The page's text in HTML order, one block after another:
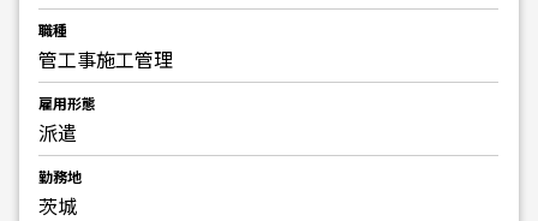
職種
管工事施工管理
雇用形態
派遣
勤務地
茨城